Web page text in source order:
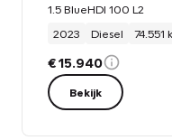
1.5 BlueHDI 100 L2
2023
Diesel 74.551
€ 15.940
Bekijk